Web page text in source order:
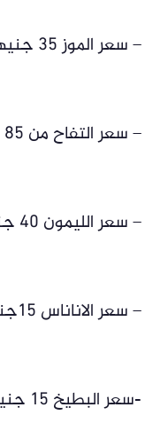
– سعر الموز 35 جنيها للكيلو.
– سعر التفاح من 85 جنيها للكيلو.
– سعر الليمون 40 جنيهاللكيلو .
– سعر الاناناس 15جنيها للكيلو
-سعر البطيخ 15 جنيه للكيلو .